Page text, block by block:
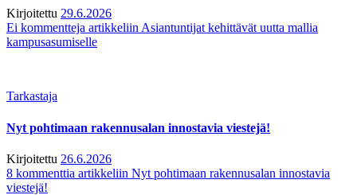
Kirjoitettu 29.6.2026
Ei kommentteja artikkeliin Asiantuntijat kehittävät uutta mallia
kampusasumiselle
Tarkastaja
Nyt pohtimaan rakennusalan innostavia viestejä!
Kirjoitettu 26.6.2026
8 kommenttia artikkeliin Nyt pohtimaan rakennusalan innostavia
viestejä!